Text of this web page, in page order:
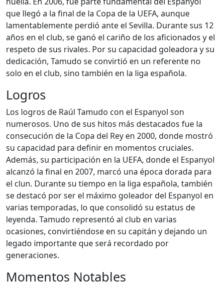
que llegó a la final de la Copa de la UEFA, aunque
lamentablemente perdió ante el Sevilla. Durante sus 12
años en el club, se ganó el cariño de los aficionados y el
respeto de sus rivales. Por su capacidad goleadora y su
dedicación, Tamudo se convirtió en un referente no
solo en el club, sino también en la liga española.
Logros
Los logros de Raúl Tamudo con el Espanyol son
numerosos. Uno de sus hitos más destacados fue la
consecución de la Copa del Rey en 2000, donde mostró
su capacidad para definir en momentos cruciales.
Además, su participación en la UEFA, donde el Espanyol
alcanzó la final en 2007, marcó una época dorada para
el clun. Durante su tiempo en la liga española, también
se destacó por ser el máximo goleador del Espanyol en
varias temporadas, lo que consolidó su estatus de
leyenda. Tamudo representó al club en varias
ocasiones, convirtiéndose en su capitán y dejando un
legado importante que será recordado por
generaciones.
Momentos Notables